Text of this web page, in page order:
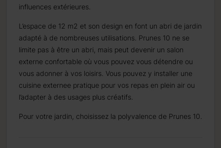
influences extérieures.
L’espace de 12 m2 et son design en font un abri de jardin
adapté à de nombreuses utilisations. Prunes 10 ne se
limite pas à être un abri, mais peut devenir un salon
externe confortable où vous pouvez vous détendre ou
vous adonner à vos loisirs. Vous pouvez y installer une
cuisine externee pratique pour vos repas en plein air ou
l’adapter à des usages plus créatifs.
Pour votre jardin, choisissez la polyvalence de Prunes 10.